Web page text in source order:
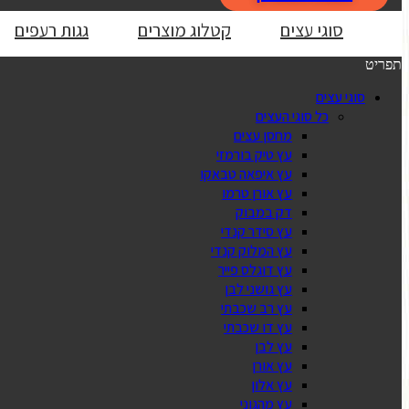
סוגי עצים קטלוג מוצרים גגות רעפים
תפריט
סוגי עצים
כל סוגי העצים
מחסן עצים
עץ טיק בורמזי
עץ איפאה טבאקו
עץ אורן טרמו
דק במבוק
עץ סידר קנדי
עץ המלוק קנדי
עץ דוגלס פייר
עץ גושני לבן
עץ רב שכבתי
עץ דו שכבתי
עץ לבן
עץ אורן
עץ אלון
עץ מהגוני